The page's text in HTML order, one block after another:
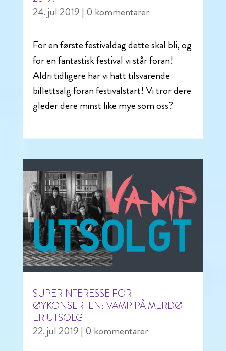
24. jul 2019 | 0 kommentarer
For en første festivaldag dette skal bli, og
for en fantastisk festival vi står foran!
Aldri tidligere har vi hatt tilsvarende
billettsalg foran festivalstart! Vi tror dere
gleder dere minst like mye som oss?
SUPERINTERESSE FOR
ØYKONSERTEN: VAMP PÅ MERDØ
ER UTSOLGT
22. jul 2019 | 0 kommentarer